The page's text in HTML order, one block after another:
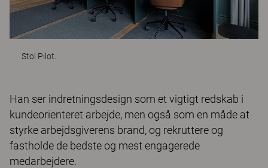
Stol Pilot
Han ser indretningsdesign som et vigtigt redskab i
kundeorienteret arbejde, men også som en måde at
styrke arbejdsgiverens brand, og rekruttere og
fastholde de bedste og mest engagerede
medarbejdere.